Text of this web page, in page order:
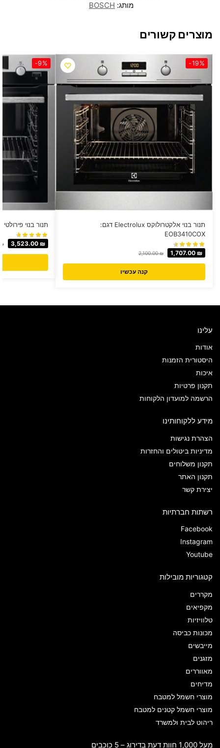
מותג: BOSCH
מוצרים קשורים
-19%
תנור בנוי אלקטרולוקס Electrolux דגם:
EOB3410COX
2,100.00₪ 1,707.00 ₪
קנה עכשיו
-9%
תנור בנוי פירולטי AEG דגם BPE255632M
₪ 3,523.00 ₪
עלינו
אודות
היסטורית הזמנות
איכות
תקנון פרטיות
הרשמה למועדון הלקוחות
מידע ללקוחותינו
הצהרת נגישות
מדיניות ביטולים והחזרות
תקנון משלוחים
תקנון האתר
יצירת קשר
רשתות חברתיות
Facebook
Instagram
Youtube
קטגוריות מובילות
מקררים
מקפיאים
טלוויזיות
מכונות כביסה
מייבשים
מזגנים
מאווררים
מדיחים
מוצרי חשמל למטבח
מוצרי חשמל קטנים למטבח
ריהוט לבית ולמשרד
מעל 1,000 חוות דעת בדירוג – 5 כוכבים